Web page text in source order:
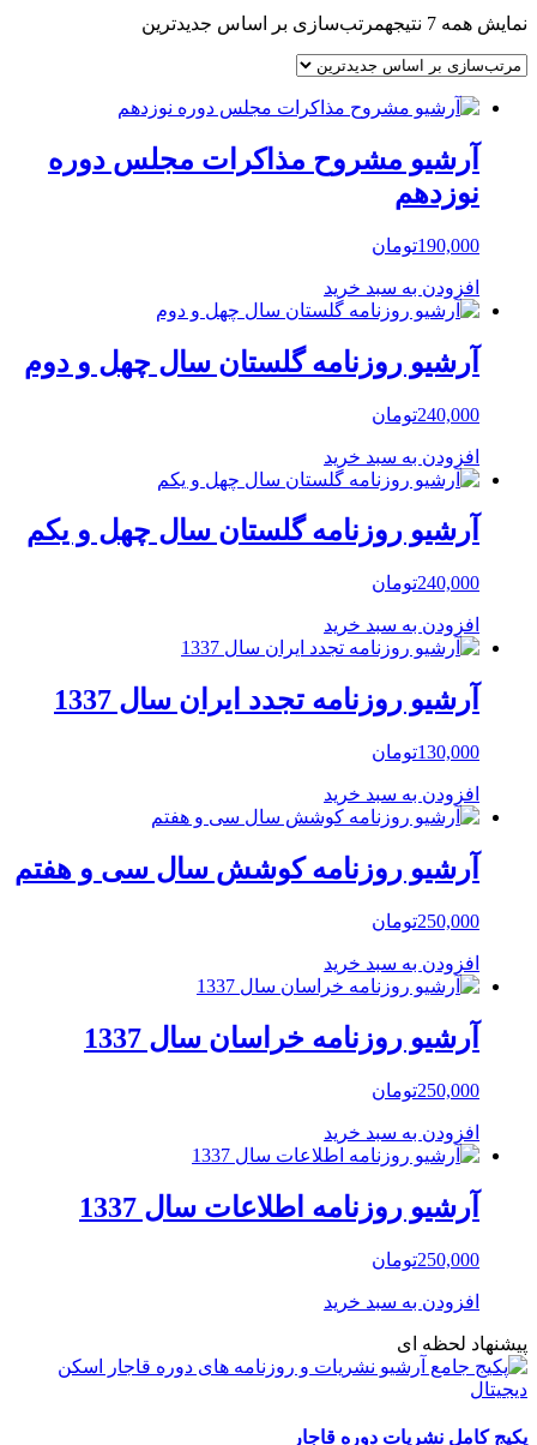
نمایش همه 7 نتیجه مرتب‌سازی بر اساس جدیدترین
آرشیو مشروح مذاکرات مجلس دوره
نوزدهم
190,000تومان
افزودن به سبد خرید
آرشیو روزنامه گلستان سال چهل و دوم
240,000تومان
افزودن به سبد خرید
آرشیو روزنامه گلستان سال چهل و یکم
240,000تومان
افزودن به سبد خرید
آرشیو روزنامه تجدد ایران سال 1337
130,000تومان
افزودن به سبد خرید
آرشیو روزنامه کوشش سال سی و هفتم
250,000تومان
افزودن به سبد خرید
آرشیو روزنامه خراسان سال 1337
250,000تومان
افزودن به سبد خرید
آرشیو روزنامه اطلاعات سال 1337
250,000تومان
افزودن به سبد خرید
پیشنهاد لحظه ای
پکیج کامل نشریات دوره قاجار